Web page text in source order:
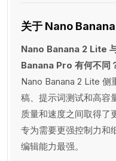
关于 Nano
Nano Banana 2 Lite
Banana Pro 有何不同
Nano Banana 2 Lite 侧
稿、提示词测试和高容
质量和速度之间取得了
专为需要更强控制力和
编辑能力最强。